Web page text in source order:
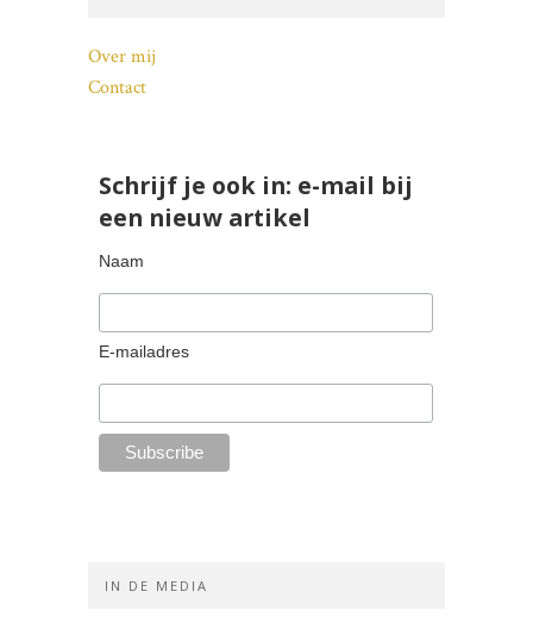
Over mij
Contact
Schrijf je ook in: e-mail bij
een nieuw artikel
Naam
E-mailadres
IN DE MEDIA